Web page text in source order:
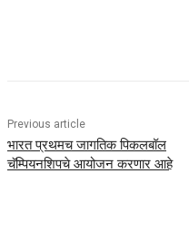
Previous article
भारत प्रथमच जागतिक पिकलबॉल
चॅम्पियनशिपचे आयोजन करणार आहे